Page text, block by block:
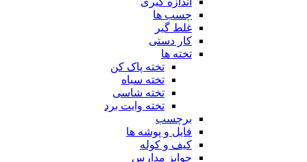
چسب ها
غلط گیر
کار دستی
تخته ها
تخته پاک کن
تخته سیاه
تخته شاسی
تخته وایت برد
برچسب
فایل و پوشه ها
کیف و کوله
جوایز مدارس